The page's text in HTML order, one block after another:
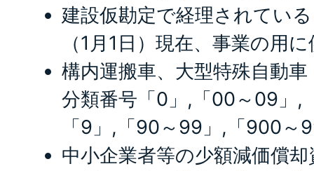
建設仮勘定で経理されてい
（1月1日）現在、事業の用
構内運搬車、大型特殊自動
分類番号「0」,「00～09」,
「9」,「90～99」,「900～
中小企業者等の少額減価償